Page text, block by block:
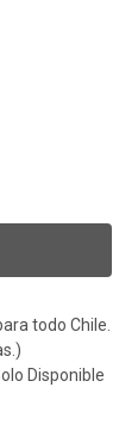
todo Chile.
Disponible